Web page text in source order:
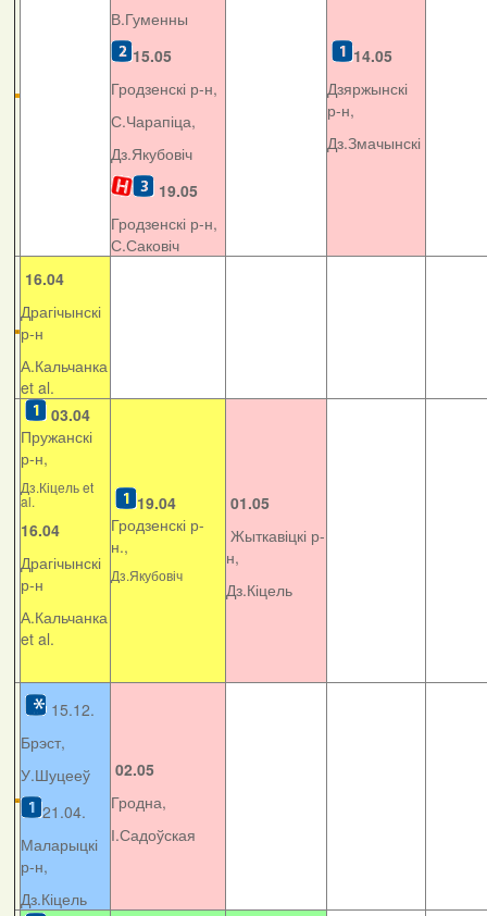
В.Гуменны
15.05
Гродзенскі р-н,
С.Чарапіца,
Дз.Якубовіч
19.05
Гродзенскі р-н,
С.Саковіч
14.05
Дзяржынскі
р-н,
Дз.Змачынскі
16.04
Драгічынскі
р-н
А.Кальчанка
et al.
03.04
Пружанскі
р-н,
Дз.Кіцель et
al.
16.04
Драгічынскі
р-н
А.Кальчанка
et al.
19.04
Гродзенскі р-
н.,
Дз.Якубовіч
01.05
Жыткавіцкі р-
н,
Дз.Кіцель
15.12.
Брэст,
У.Шуцееў
21.04.
Маларыцкі
р-н,
Дз.Кіцель
02.05
Гродна,
І.Садоўская